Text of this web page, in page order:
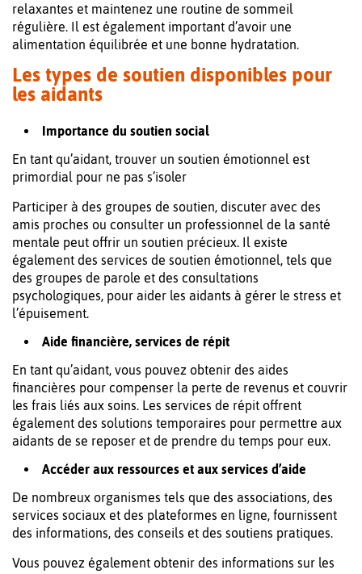
relaxantes et maintenez une routine de sommeil
régulière. Il est également important d’avoir une
alimentation équilibrée et une bonne hydratation.
Les types de soutien disponibles pour
les aidants
Importance du soutien social
En tant qu’aidant, trouver un soutien émotionnel est
primordial pour ne pas s’isoler
Participer à des groupes de soutien, discuter avec des
amis proches ou consulter un professionnel de la santé
mentale peut offrir un soutien précieux. Il existe
également des services de soutien émotionnel, tels que
des groupes de parole et des consultations
psychologiques, pour aider les aidants à gérer le stress et
l’épuisement.
Aide financière, services de répit
En tant qu’aidant, vous pouvez obtenir des aides
financières pour compenser la perte de revenus et couvrir
les frais liés aux soins. Les services de répit offrent
également des solutions temporaires pour permettre aux
aidants de se reposer et de prendre du temps pour eux.
Accéder aux ressources et aux services d’aide
De nombreux organismes tels que des associations, des
services sociaux et des plateformes en ligne, fournissent
des informations, des conseils et des soutiens pratiques.
Vous pouvez également obtenir des informations sur les